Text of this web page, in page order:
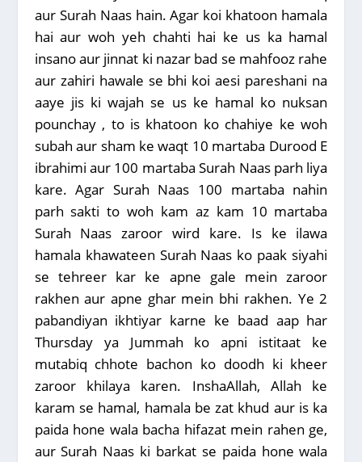
aur Surah Naas hain. Agar koi khatoon hamala
hai aur woh yeh chahti hai ke us ka hamal
insano aur jinnat ki nazar bad se mahfooz rahe
aur zahiri hawale se bhi koi aesi pareshani na
aaye jis ki wajah se us ke hamal ko nuksan
pounchay , to is khatoon ko chahiye ke woh
subah aur sham ke waqt 10 martaba Durood E
ibrahimi aur 100 martaba Surah Naas parh liya
kare. Agar Surah Naas 100 martaba nahin
parh sakti to woh kam az kam 10 martaba
Surah Naas zaroor wird kare. Is ke ilawa
hamala khawateen Surah Naas ko paak siyahi
se tehreer kar ke apne gale mein zaroor
rakhen aur apne ghar mein bhi rakhen. Ye 2
pabandiyan ikhtiyar karne ke baad aap har
Thursday ya Jummah ko apni istitaat ke
mutabiq chhote bachon ko doodh ki kheer
zaroor khilaya karen. InshaAllah, Allah ke
karam se hamal, hamala be zat khud aur is ka
paida hone wala bacha hifazat mein rahen ge,
aur Surah Naas ki barkat se paida hone wala